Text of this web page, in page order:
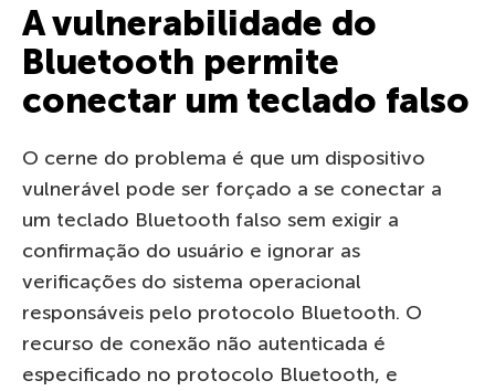
A vulnerabilidade do
Bluetooth permite
conectar um teclado falso
O cerne do problema é que um dispositivo
vulnerável pode ser forçado a se conectar a
um teclado Bluetooth falso sem exigir a
confirmação do usuário e ignorar as
verificações do sistema operacional
responsáveis pelo protocolo Bluetooth. O
recurso de conexão não autenticada é
especificado no protocolo Bluetooth, e